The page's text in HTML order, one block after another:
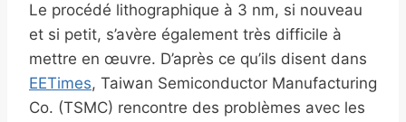
Le procédé lithographique à 3 nm, si nouveau
et si petit, s’avère également très difficile à
mettre en œuvre. D’après ce qu’ils disent dans
EETimes, Taiwan Semiconductor Manufacturing
Co. (TSMC) rencontre des problèmes avec les